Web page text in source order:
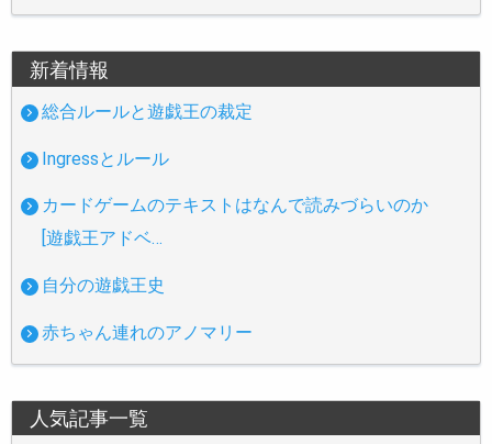
新着情報
総合ルールと遊戯王の裁定
Ingressとルール
カードゲームのテキストはなんで読みづらいのか
[遊戯王アドベ…
自分の遊戯王史
赤ちゃん連れのアノマリー
人気記事一覧